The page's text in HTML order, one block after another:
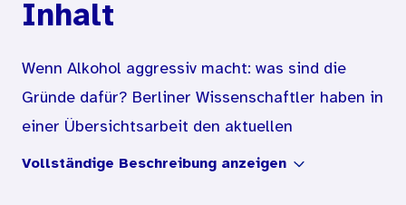
Inhalt
Wenn Alkohol aggressiv macht: was sind die
Gründe dafür? Berliner Wissenschaftler haben in
einer Übersichtsarbeit den aktuellen
Forschungsstand zusammengefasst und
Vollständige Beschreibung anzeigen